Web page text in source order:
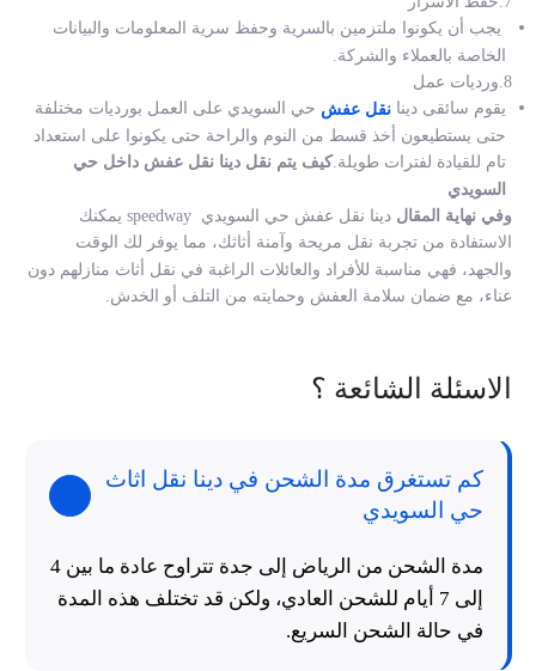
يجب أن يكونوا ملتزمين بالسرية وحفظ سرية المعلومات والبيانات
الخاصة بالعملاء والشركة.
8.ورديات عمل
يقوم سائقى دينا نقل عفش حي السويدي على العمل بورديات مختلفة
حتى يستطيعون أخذ قسط من النوم والراحة حتى يكونوا على استعداد
تام للقيادة لفترات طويلة.كيف يتم نقل دينا نقل عفش داخل حي
السويدي
وفي نهاية المقال دينا نقل عفش حي السويدي
speedway يمكنك
الاستفادة من تجربة نقل مريحة وآمنة أثاثك، مما يوفر لك الوقت
والجهد، فهي مناسبة للأفراد والعائلات الراغبة في نقل أثاث منازلهم دون
عناء، مع ضمان سلامة العفش وحمايته من التلف أو الخدش.
الاسئلة الشائعة ؟
كم تستغرق مدة الشحن في دينا نقل اثاث
حي السويدي
مدة الشحن من الرياض إلى جدة تتراوح عادة ما بين 4
إلى 7 أيام للشحن العادي، ولكن قد تختلف هذه المدة
في حالة الشحن السريع.